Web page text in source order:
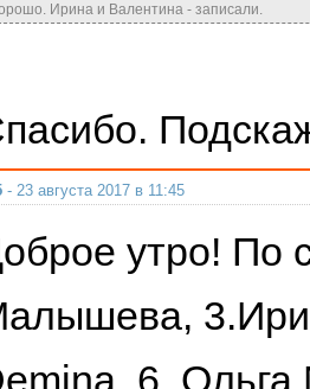
Ирина и Валентина - записали.
- 23 августа 2017 в 11:45
утро! По
6.